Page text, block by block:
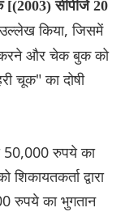
[(2003) सीपीजे 20
किया, जिसमें
करने और चेक बुक को
चूक" का दोषी
50,000 रुपये का
द्वारा
रुपये का भुगतान